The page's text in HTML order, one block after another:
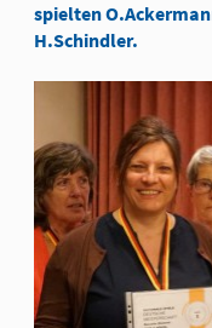
spielten
H.Schindler.